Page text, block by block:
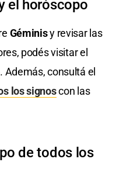
el horóscopo
Géminisy revisar las
podés visitar el
. Además, consultá el
los signoscon las
de todos los